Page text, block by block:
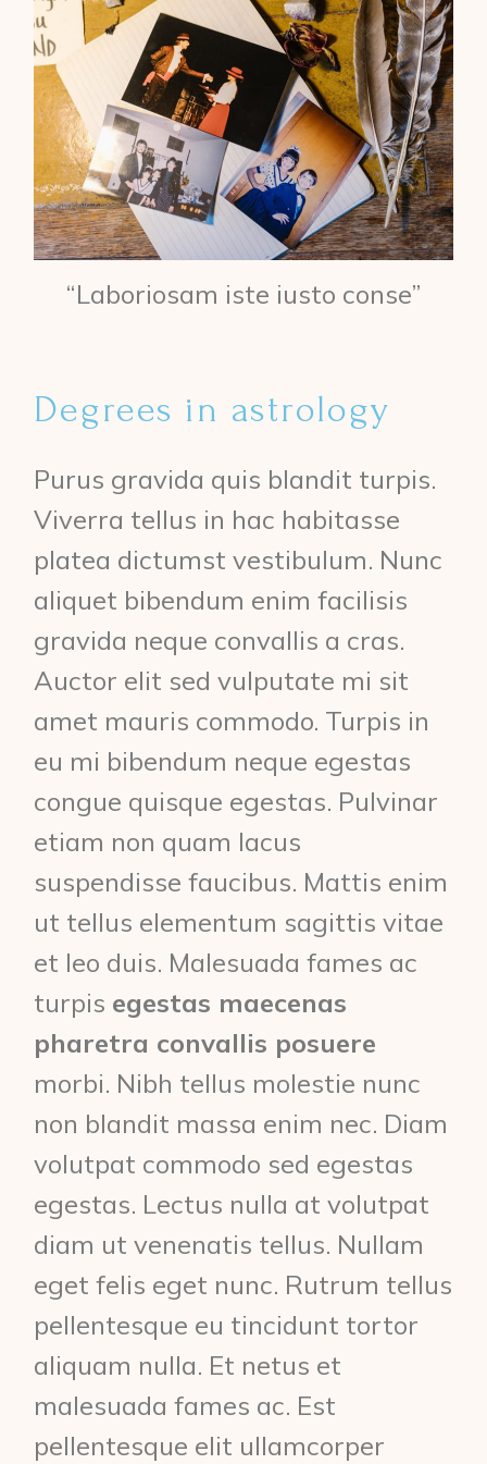
“Laboriosam iste iusto conse”
Degrees in astrology
Purus gravida quis blandit turpis.
Viverra tellus in hac habitasse
platea dictumst vestibulum. Nunc
aliquet bibendum enim facilisis
gravida neque convallis a cras.
Auctor elit sed vulputate mi sit
amet mauris commodo. Turpis in
eu mi bibendum neque egestas
congue quisque egestas. Pulvinar
etiam non quam lacus
suspendisse faucibus. Mattis enim
ut tellus elementum sagittis vitae
et leo duis. Malesuada fames ac
turpis egestas maecenas
pharetra convallis posuere
morbi. Nibh tellus molestie nunc
non blandit massa enim nec. Diam
volutpat commodo sed egestas
egestas. Lectus nulla at volutpat
diam ut venenatis tellus. Nullam
eget felis eget nunc. Rutrum tellus
pellentesque eu tincidunt tortor
aliquam nulla. Et netus et
malesuada fames ac. Est
pellentesque elit ullamcorper